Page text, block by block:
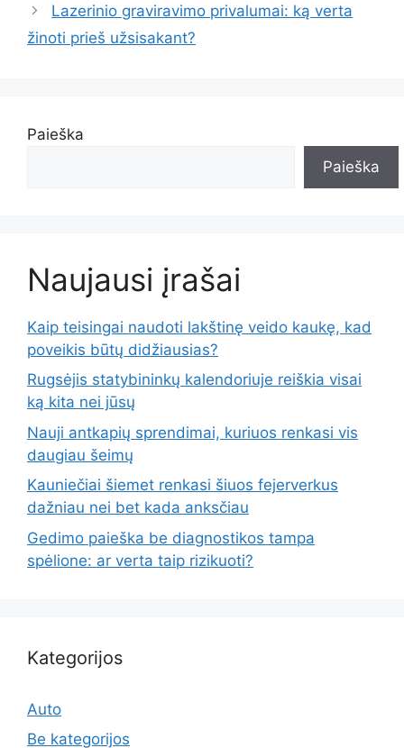
Lazerinio graviravimo privalumai: ką verta
žinoti prieš užsisakant?
Paieška
Paieška
Naujausi įrašai
Kaip teisingai naudoti lakštinę veido kaukę, kad
poveikis būtų didžiausias?
Rugsėjis statybininkų kalendoriuje reiškia visai
ką kita nei jūsų
Nauji antkapių sprendimai, kuriuos renkasi vis
daugiau šeimų
Kauniečiai šiemet renkasi šiuos fejerverkus
dažniau nei bet kada anksčiau
Gedimo paieška be diagnostikos tampa
spėlione: ar verta taip rizikuoti?
Kategorijos
Auto
Be kategorijos